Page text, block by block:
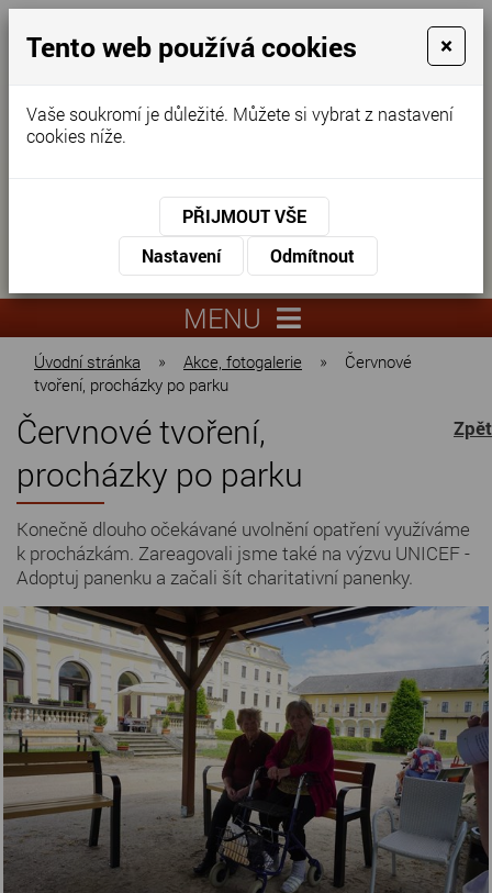
prohlídka
KONTAKTUJTE NÁS
KONTAKTUJTE NÁS
551
lysa.cz
MENU
Úvodní stránka » Akce, fotogalerie »
Červnové
tvoření, procházky po parku
Červnové tvoření,
procházky po parku
Konečně dlouho očekávané uvolnění opatření využíváme
k procházkám. Zareagovali jsme také na výzvu UNICEF -
Adoptuj panenku a začali šít charitativní panenky.
Zpět
Tento web používá cookies ×
Vaše soukromí je důležité. Můžete si vybrat z nastavení
cookies níže.
PŘIJMOUT VŠE
Nastavení
Odmítnout